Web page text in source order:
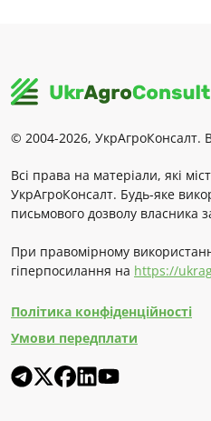
© 2004-2026, УкрАгроКонсалт.
Всі права на матеріали, які
УкрАгроКонсалт. Будь-яке
письмового дозволу власника
При правомірному
гіперпосилання на https://
Політика конфіденційності
Умови передплати